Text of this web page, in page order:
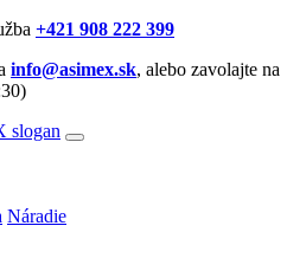
+421 908 222 399
info@asimex.sk, alebo zavolajte na
Náradie